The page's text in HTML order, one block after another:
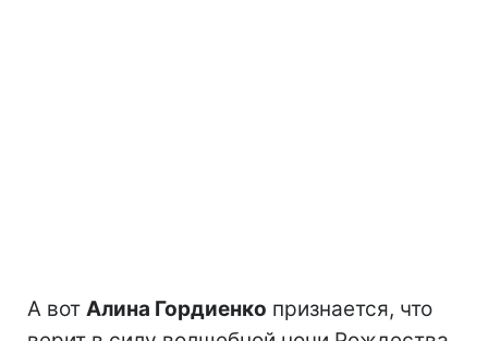
А вот Алина Гордиенко признается, что